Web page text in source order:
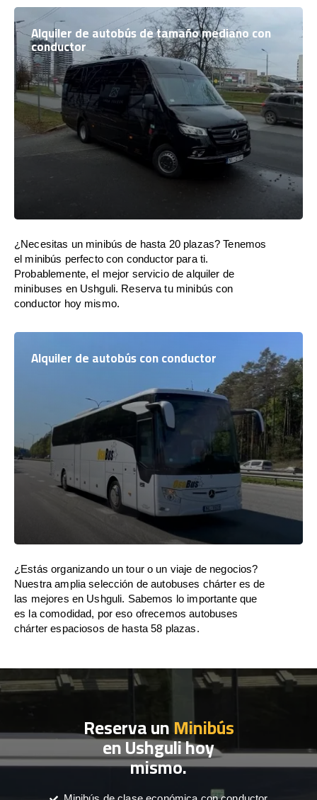
Alquiler de autobús de tamaño mediano con
conductor
¿Necesitas un minibús de hasta 20 plazas? Tenemos
el minibús perfecto con conductor para ti.
Probablemente, el mejor servicio de alquiler de
minibuses en Ushguli. Reserva tu minibús con
conductor hoy mismo.
Alquiler de autobús con conductor
¿Estás organizando un tour o un viaje de negocios?
Nuestra amplia selección de autobuses chárter es de
las mejores en Ushguli. Sabemos lo importante que
es la comodidad, por eso ofrecemos autobuses
chárter espaciosos de hasta 58 plazas.
Reserva unMinibús
en Ushguli hoy
mismo.